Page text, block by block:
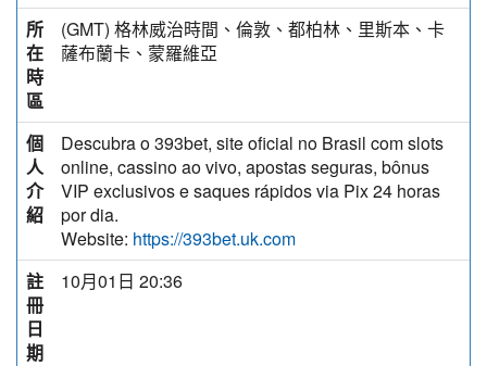
所
在
時
區
(GMT) 格林威治時間、倫敦、都柏林、里斯本、卡
薩布蘭卡、蒙羅維亞
個
人
介
紹
Descubra o 393bet, site oficial no Brasil com slots
online, cassino ao vivo, apostas seguras, bônus
VIP exclusivos e saques rápidos via Pix 24 horas
por dia.
Website: https://393bet.uk.com
註
冊
日
期
10月01日 20:36